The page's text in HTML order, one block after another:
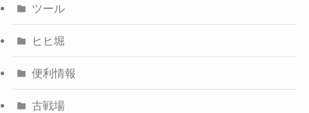
ツール
ヒヒ堀
便利情報
古戦場